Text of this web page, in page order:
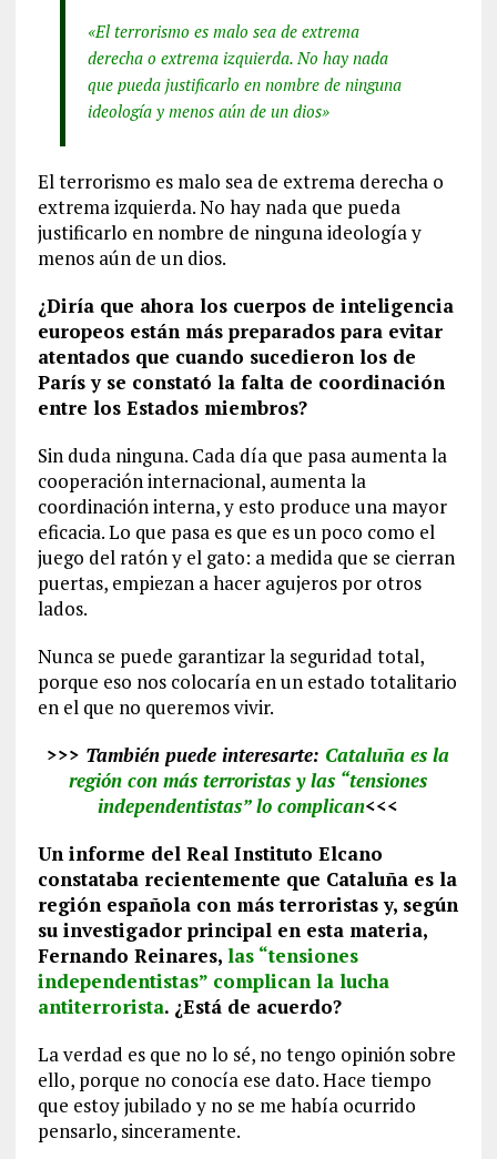
«El terrorismo es malo sea de extrema
derecha o extrema izquierda. No hay nada
que pueda justificarlo en nombre de ninguna
ideología y menos aún de un dios»
El terrorismo es malo sea de extrema derecha o
extrema izquierda. No hay nada que pueda
justificarlo en nombre de ninguna ideología y
menos aún de un dios.
¿Diría que ahora los cuerpos de inteligencia
europeos están más preparados para evitar
atentados que cuando sucedieron los de
París y se constató la falta de coordinación
entre los Estados miembros?
Sin duda ninguna. Cada día que pasa aumenta la
cooperación internacional, aumenta la
coordinación interna, y esto produce una mayor
eficacia. Lo que pasa es que es un poco como el
juego del ratón y el gato: a medida que se cierran
puertas, empiezan a hacer agujeros por otros
lados.
Nunca se puede garantizar la seguridad total,
porque eso nos colocaría en un estado totalitario
en el que no queremos vivir.
>>> También puede interesarte: Cataluña es la
región con más terroristas y las “tensiones
independentistas” lo complican<<<
Un informe del Real Instituto Elcano
constataba recientemente que Cataluña es la
región española con más terroristas y, según
su investigador principal en esta materia,
Fernando Reinares, las “tensiones
independentistas” complican la lucha
antiterrorista.¿Está de acuerdo?
La verdad es que no lo sé, no tengo opinión sobre
ello, porque no conocía ese dato. Hace tiempo
que estoy jubilado y no se me había ocurrido
pensarlo, sinceramente.